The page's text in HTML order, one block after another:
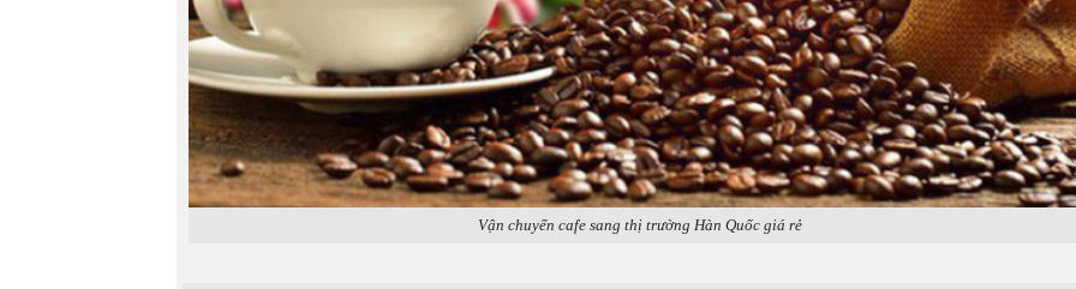
Vận chuyển cafe sang thị trường Hàn Quốc giá rẻ